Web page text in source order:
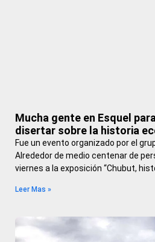
Mucha gente en Esquel
disertar sobre la historia
Fue un evento organizado por el
Alrededor de medio centenar de
viernes a la exposición “Chubut,
Leer Mas »